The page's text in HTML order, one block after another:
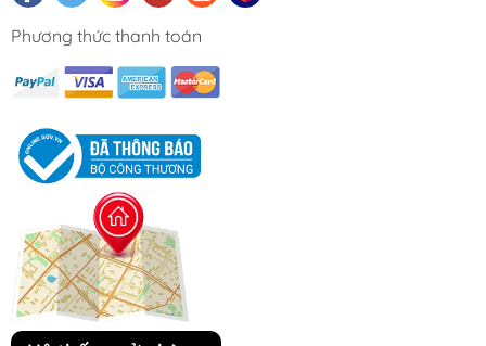
Phương thức thanh toán